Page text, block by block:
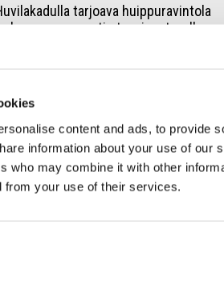
content and ads, to provide
information about your use of our
who may combine it with other
from your use of their services.
tarjoava huippuravintola
magneetin tavoin – tavalla,
Samalla...